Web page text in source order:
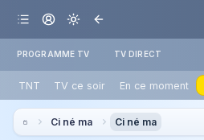
PROGRAMME TV TV DIRECT
TNT TV ce soir En ce moment
Ci né ma Ci né ma